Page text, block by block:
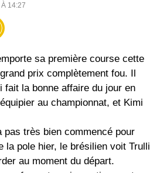
14:27
sa première course cette
prix complètement fou. Il
fait la bonne affaire du jour en
au championnat, et Kimi
pas très bien commencé pour
la pole hier, le brésilien voit Trulli
au moment du départ.